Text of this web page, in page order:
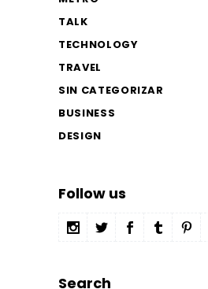
TALK
TECHNOLOGY
TRAVEL
SIN CATEGORIZAR
BUSINESS
DESIGN
Follow us
Search